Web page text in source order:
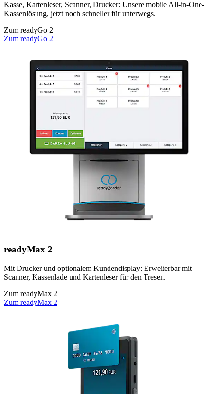
Kasse, Kartenleser, Scanner, Drucker: Unsere mobile All-in-One-
Kassenlösung, jetzt noch schneller für unterwegs.
Zum readyGo 2
Zum readyGo 2
readyMax 2
Mit Drucker und optionalem Kundendisplay: Erweiterbar mit
Scanner, Kassenlade und Kartenleser für den Tresen.
Zum readyMax 2
Zum readyMax 2